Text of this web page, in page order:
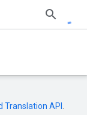
Translation API